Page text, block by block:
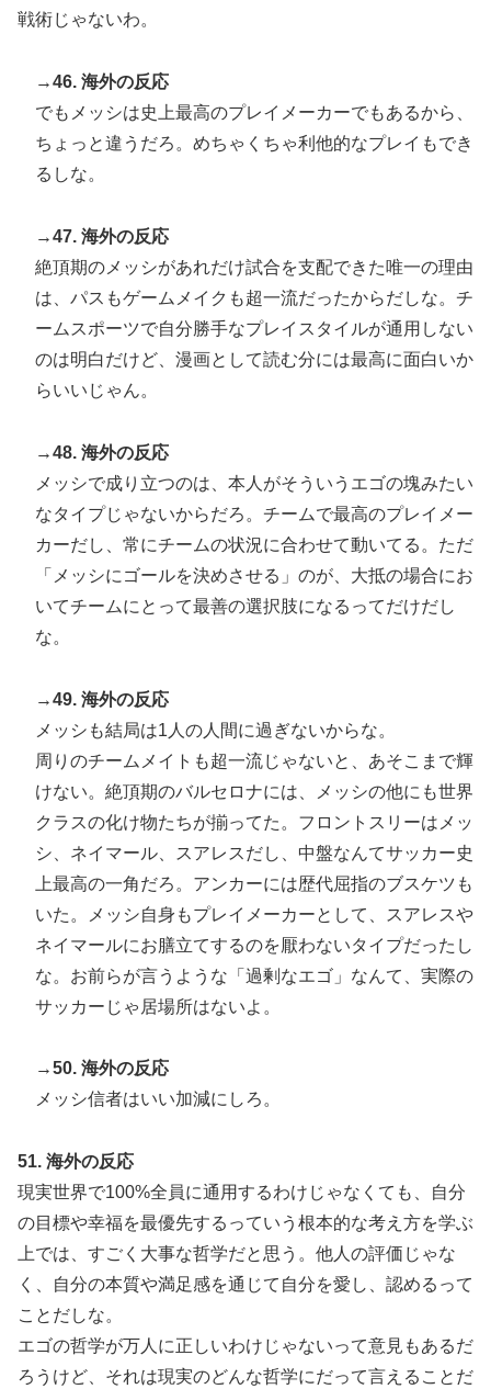
戦術じゃないわ。
→46. 海外の反応
でもメッシは史上最高のプレイメーカーでもあるから、
ちょっと違うだろ。めちゃくちゃ利他的なプレイもでき
るしな。
→47. 海外の反応
絶頂期のメッシがあれだけ試合を支配できた唯一の理由
は、パスもゲームメイクも超一流だったからだしな。チ
ームスポーツで自分勝手なプレイスタイルが通用しない
のは明白だけど、漫画として読む分には最高に面白いか
らいいじゃん。
→48. 海外の反応
メッシで成り立つのは、本人がそういうエゴの塊みたい
なタイプじゃないからだろ。チームで最高のプレイメー
カーだし、常にチームの状況に合わせて動いてる。ただ
「メッシにゴールを決めさせる」のが、大抵の場合にお
いてチームにとって最善の選択肢になるってだけだし
な。
→49. 海外の反応
メッシも結局は1人の人間に過ぎないからな。
周りのチームメイトも超一流じゃないと、あそこまで輝
けない。絶頂期のバルセロナには、メッシの他にも世界
クラスの化け物たちが揃ってた。フロントスリーはメッ
シ、ネイマール、スアレスだし、中盤なんてサッカー史
上最高の一角だろ。アンカーには歴代屈指のブスケツも
いた。メッシ自身もプレイメーカーとして、スアレスや
ネイマールにお膳立てするのを厭わないタイプだったし
な。お前らが言うような「過剰なエゴ」なんて、実際の
サッカーじゃ居場所はないよ。
→50. 海外の反応
メッシ信者はいい加減にしろ。
51. 海外の反応
現実世界で100%全員に通用するわけじゃなくても、自分
の目標や幸福を最優先するっていう根本的な考え方を学ぶ
上では、すごく大事な哲学だと思う。他人の評価じゃな
く、自分の本質や満足感を通じて自分を愛し、認めるって
ことだしな。
エゴの哲学が万人に正しいわけじゃないって意見もあるだ
ろうけど、それは現実のどんな哲学にだって言えることだ